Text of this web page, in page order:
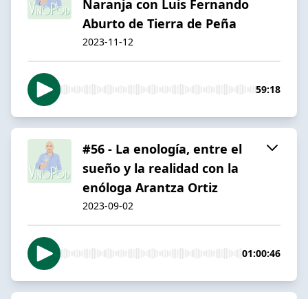
Naranja con Luis Fernando
Aburto de Tierra de Peña
2023-11-12
59:18
#56 - La enología, entre el
sueño y la realidad con la
enóloga Arantza Ortiz
2023-09-02
01:00:46